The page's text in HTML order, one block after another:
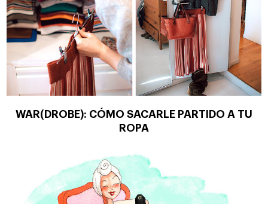
WAR(DROBE): CÓMO SACARLE PARTIDO A TU
ROPA